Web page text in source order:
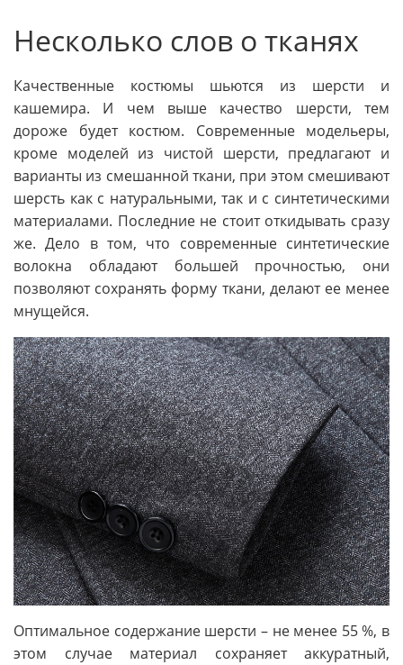
Несколько слов о тканях
Качественные костюмы шьются из шерсти и
кашемира. И чем выше качество шерсти, тем
дороже будет костюм. Современные модельеры,
кроме моделей из чистой шерсти, предлагают и
варианты из смешанной ткани, при этом смешивают
шерсть как с натуральными, так и с синтетическими
материалами. Последние не стоит откидывать сразу
же. Дело в том, что современные синтетические
волокна обладают большей прочностью, они
позволяют сохранять форму ткани, делают ее менее
мнущейся.
Оптимальное содержание шерсти – не менее 55 %, в
этом случае материал сохраняет аккуратный,